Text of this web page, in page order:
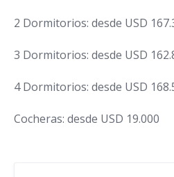
2 Dormitorios: desde USD
3 Dormitorios: desde USD
4 Dormitorios: desde USD
Cocheras: desde USD 19.000